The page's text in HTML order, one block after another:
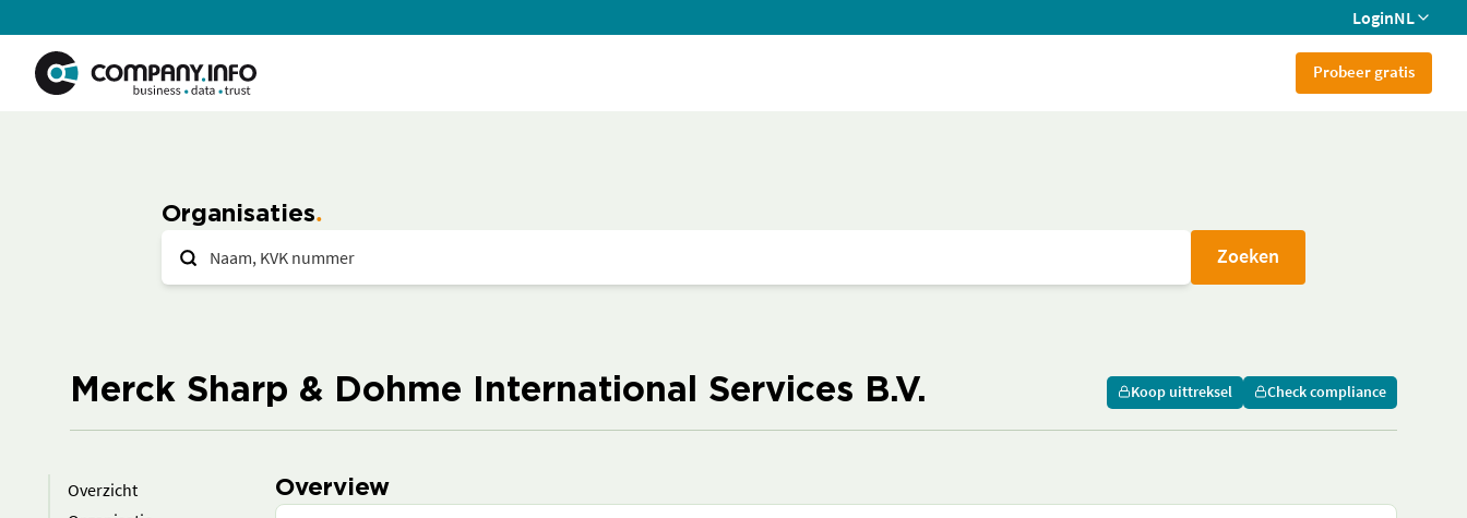
LoginNL
Probeer gratis
Organisaties
Zoeken
Merck Sharp & Dohme International Services B.V. Koop uittreksel Check compliance
Overzicht
Overview